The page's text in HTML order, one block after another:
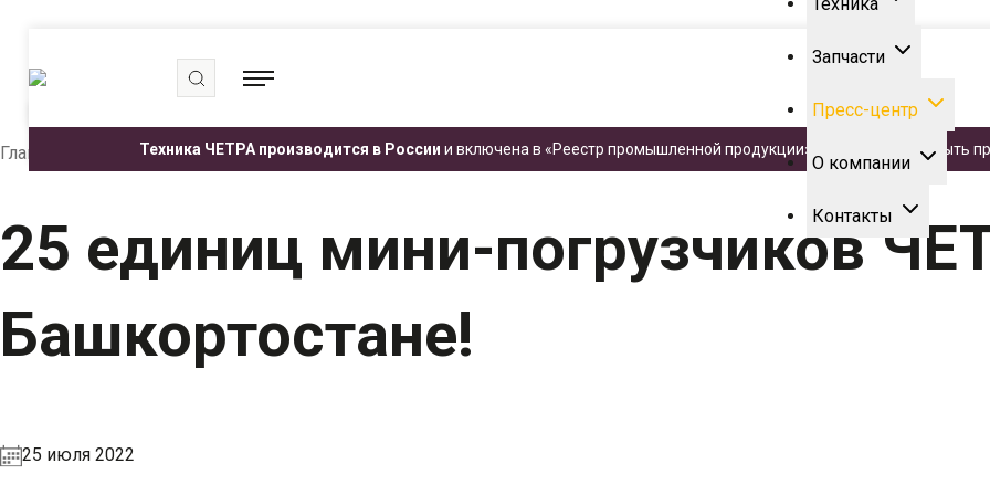
Запчасти
Пресс-центр
О компании
Контакты
Техника ЧЕТРА производится в России и включена в «Реестр промышленной продукции». Техника может быть
Главная . Пресс-центр . Медиатека . 25 единиц мини-погрузчиков ЧЕТРА МКСМ в Башкортостане!
25 единиц мини-погрузчиков
Башкортостане!
25 июля 2022